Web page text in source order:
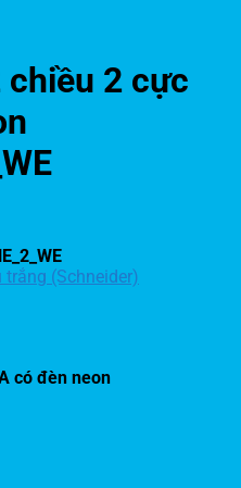
2 cực
trắng (Schneider)
có đèn neon